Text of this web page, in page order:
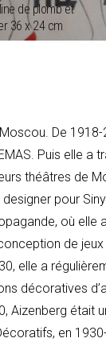
de plomb et
36 x 24 cm
De
Puis elle a
théâtres de
pour
où elle
de
elle a
décoratives
Aizenberg était
en